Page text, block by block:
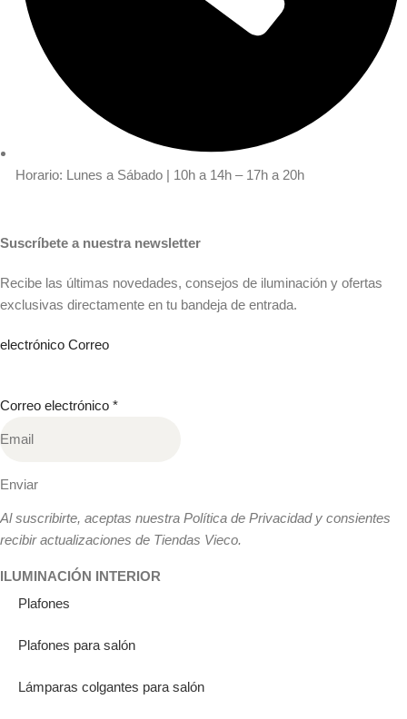
Horario: Lunes a Sábado | 10h a 14h – 17h a 20h
Suscríbete a nuestra newsletter
Recibe las últimas novedades, consejos de iluminación y ofertas
exclusivas directamente en tu bandeja de entrada.
electrónico Correo
Correo electrónico *
Enviar
Al suscribirte, aceptas nuestra Política de Privacidad y consientes
recibir actualizaciones de Tiendas Vieco.
ILUMINACIÓN INTERIOR
Plafones
Plafones para salón
Lámparas colgantes para salón